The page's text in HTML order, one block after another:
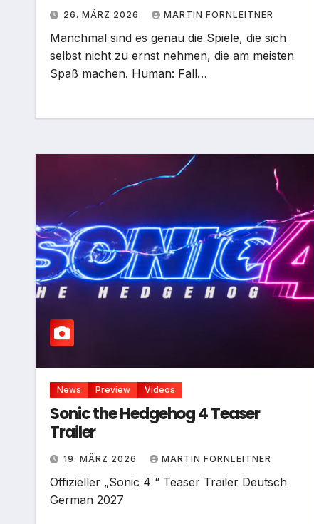
26. MÄRZ 2026 MARTIN FORNLEITNER
Manchmal sind es genau die Spiele, die sich
selbst nicht zu ernst nehmen, die am meisten
Spaß machen. Human: Fall…
News Preview Videos
Sonic the Hedgehog 4 Teaser
Trailer
19. MÄRZ 2026 MARTIN FORNLEITNER
Offizieller „Sonic 4 “ Teaser Trailer Deutsch
German 2027